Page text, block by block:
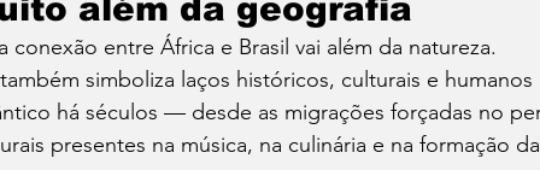
além da geografia
conexão entre África e Brasil vai além da natureza.
simboliza laços históricos, culturais e
há séculos — desde as migrações forçadas no
presentes na música, na culinária e na formação